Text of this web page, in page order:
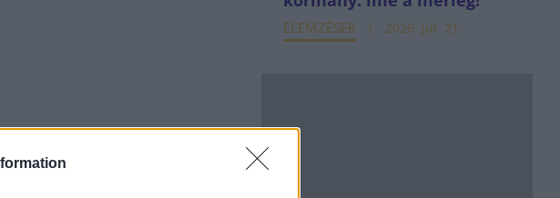
ELEMZÉSEK 2026. júl. 21.